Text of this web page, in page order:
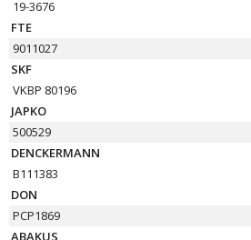
19-3676
FTE
9011027
SKF
VKBP 80196
JAPKO
500529
DENCKERMANN
B111383
DON
PCP1869
ABAKUS